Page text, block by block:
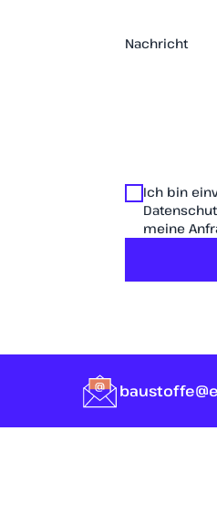
Nachricht
Ich bin
meine